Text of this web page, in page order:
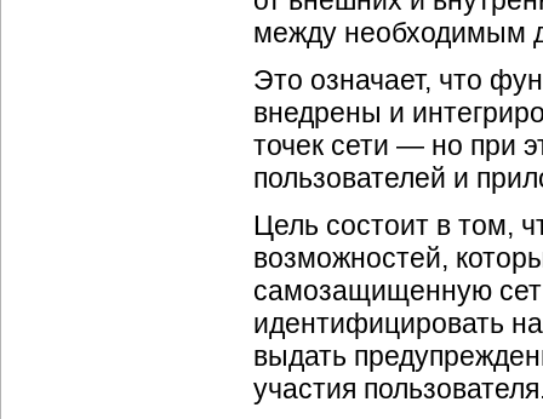
между необходимым
Это означает, что
внедрены и
точек сети — но при
пользователей и
Цель состоит в том,
возможностей,
самозащищенную
идентифицировать
выдать
участия